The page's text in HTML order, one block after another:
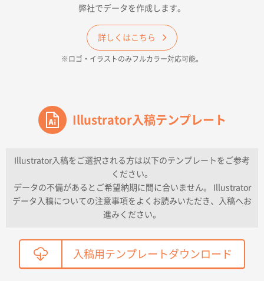
ECO OPPワンポイントポリ袋 A4サイズ（透明）
2026年04月16日 14:31
東京都のお客様
ワンポイントポリ袋 A4サイズ1000枚
2026年04月16日 11:41
ワンポイントポリ袋 A4サイズ300枚
2026年04月01日 16:32
こちらの需要にあったので
鳥取県T社様
【オーダー商品】特別ご注文ページ04
2150枚
弊社でデータを作成します。
詳しくはこちら
※ロゴ・イラストのみフルカラー対応可能。
Illustrator入稿テンプレート
Illustrator入稿をご選択される方は以下のテンプレートをご参考
ください。
データの不備があるとご希望納期に間に合いません。 Illustrator
データ入稿についての注意事項をよくお読みいただき、入稿へお
進みください。
入稿用テンプレートダウンロード